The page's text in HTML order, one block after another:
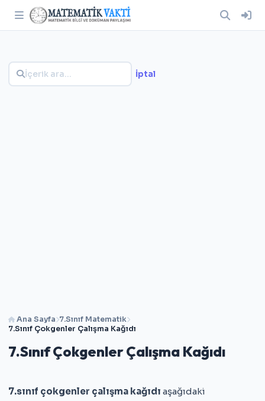
Ana Sayfa 7.Sınıf Matematik
7.Sınıf Çokgenler Çalışma Kağıdı
7.Sınıf Çokgenler Çalışma Kağıdı
7.sınıf çokgenler çalışma kağıdı aşağıdaki
İptal